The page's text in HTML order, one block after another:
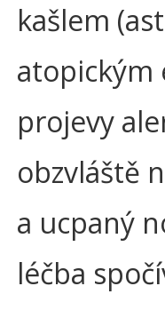
kašlem
atopickým
projevy
obzvláště
a ucpaný
léčba